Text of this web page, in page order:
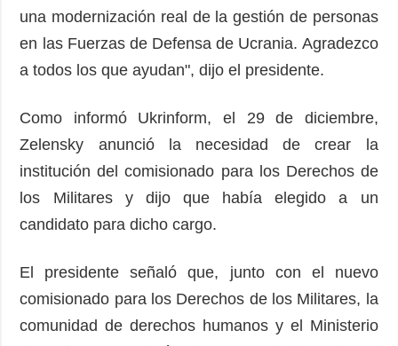
una modernización real de la gestión de personas
en las Fuerzas de Defensa de Ucrania. Agradezco
a todos los que ayudan", dijo el presidente.
Como informó Ukrinform, el 29 de diciembre,
Zelensky anunció la necesidad de crear la
institución del comisionado para los Derechos de
los Militares y dijo que había elegido a un
candidato para dicho cargo.
El presidente señaló que, junto con el nuevo
comisionado para los Derechos de los Militares, la
comunidad de derechos humanos y el Ministerio